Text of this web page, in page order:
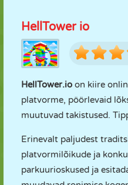
HellTower io
HellTower.io on kiire
platvorme, pöörlevaid
muutuvad takistused.
Erinevalt paljudest
platvormilõikude ja
parkuurioskused ja